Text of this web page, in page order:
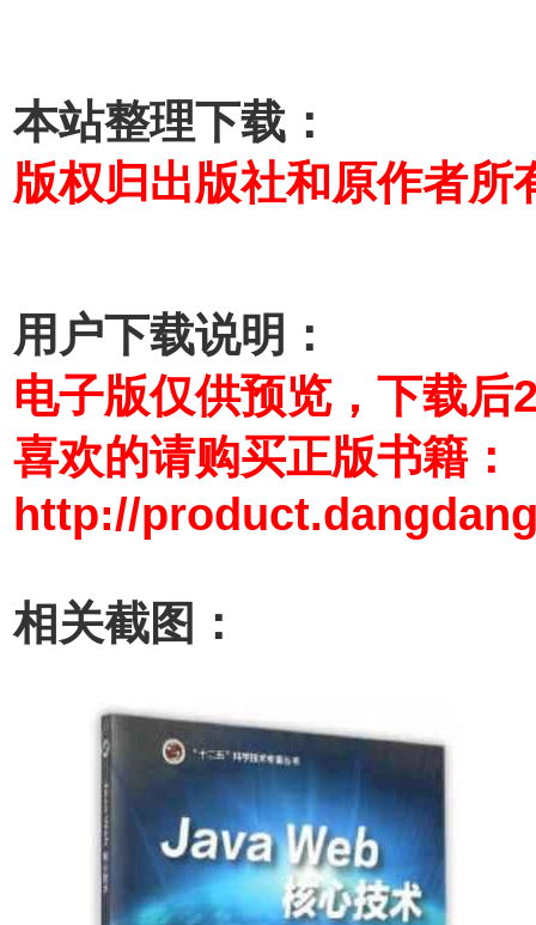
本站整理下载：
版权归出版社和原作者
用户下载说明：
电子版仅供预览，下载
喜欢的请购买正版书籍：
http://
相关截图：